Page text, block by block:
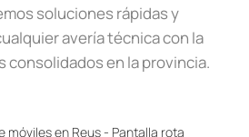
soluciones rápidas y
avería técnica con la
consolidados en la provincia.